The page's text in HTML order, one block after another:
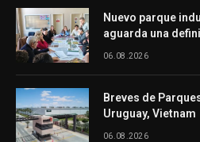
Nuevo parque
aguarda una
06.08.2026
Breves de
Uruguay, Vietnam
06.08.2026